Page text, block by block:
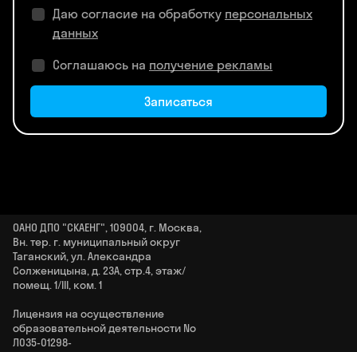
Даю согласие на обработку персональных
данных
Соглашаюсь на получение рекламы
Записаться
ОАНО ДПО "СКАЕНГ", 109004, г. Москва,
Вн. тер. г. муниципальный округ
Таганский, ул. Александра
Солженицына, д. 23А, стр.4, этаж/
помещ. 1/III, ком. 1
Лицензия на осуществление
образовательной деятельности No
Л035‑01298-